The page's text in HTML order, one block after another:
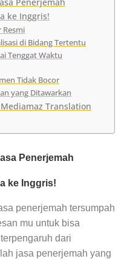
ke Inggris!
Resmi
di Bidang Tertentu
Tenggat Waktu
Tidak Bocor
yang Ditawarkan
Translation
Penerjemah
ke Inggris!
penerjemah tersumpah
mu untuk bisa
dari
jasa penerjemah yang